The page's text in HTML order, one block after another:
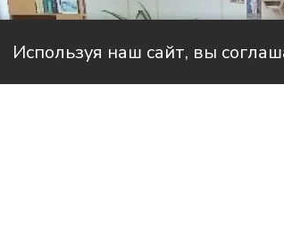
Используя наш сайт, вы